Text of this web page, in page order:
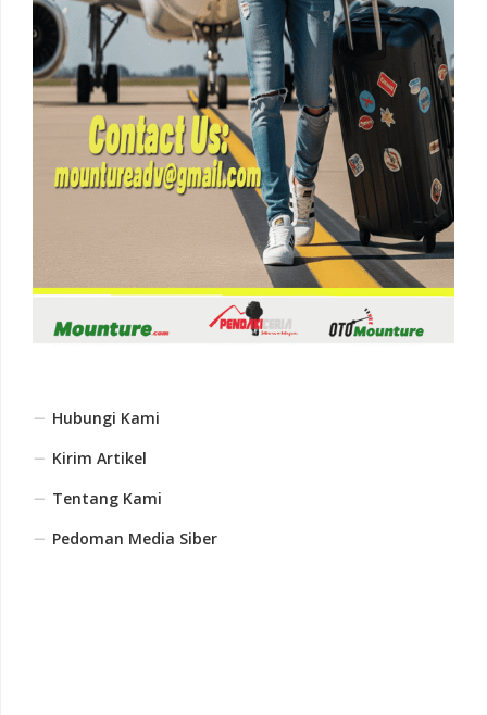
Hubungi Kami
Kirim Artikel
Tentang Kami
Pedoman Media Siber